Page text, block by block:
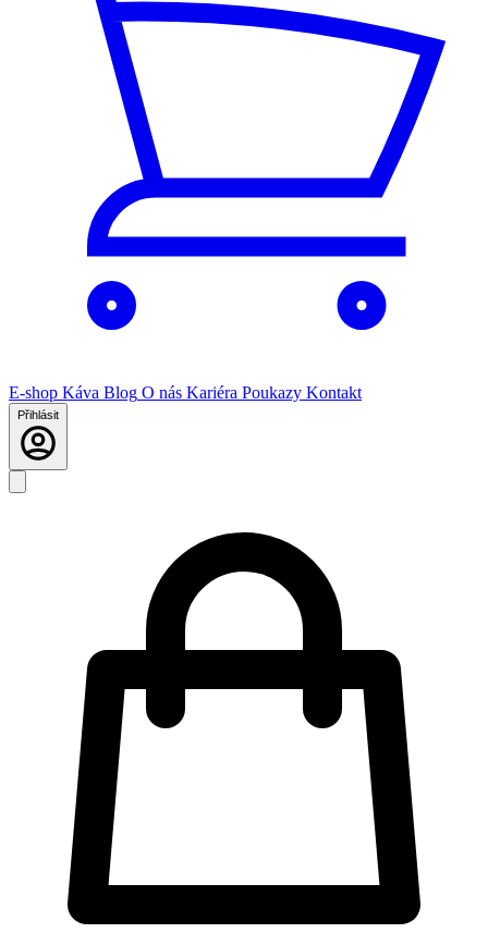
E-shop Káva Blog O nás Kariéra Poukazy Kontakt
Přihlásit